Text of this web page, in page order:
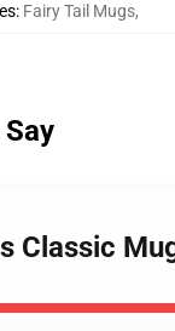
: Fairy Tail Mugs,
Classic